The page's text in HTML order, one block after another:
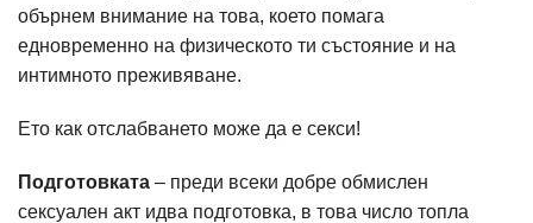
обърнем внимание на това, което помага
едновременно на физическото ти състояние и на
интимното преживяване.
Ето как отслабването може да е секси!
Подготовката – преди всеки добре обмислен
сексуален акт идва подготовка, в това число топла